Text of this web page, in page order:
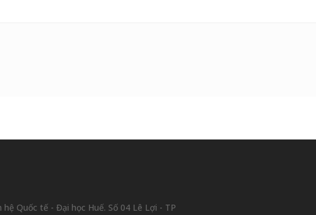
Quốc tế - Đại học Huế. Số 04 Lê Lợi - TP